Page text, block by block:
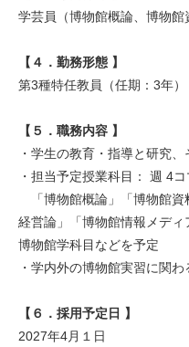
学芸員（博物館概論、博物館
【４． 勤務形態 】
第3種特任教員（任期：3年）
【５． 職務内容 】
・学生の教育・指導と研究
・担当予定授業科目： 週 4コ
「博物館概論」「博物館資
経営論」「博物館情報メデ
博物館学科目などを予定
・学内外の博物館実習に関
【６． 採用予定日 】
2027年4月１日